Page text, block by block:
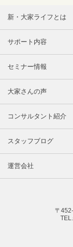
新・大家ライフとは
サポート内容
セミナー情報
大家さんの声
コンサルタント紹介
スタッフブログ
運営会社
〒